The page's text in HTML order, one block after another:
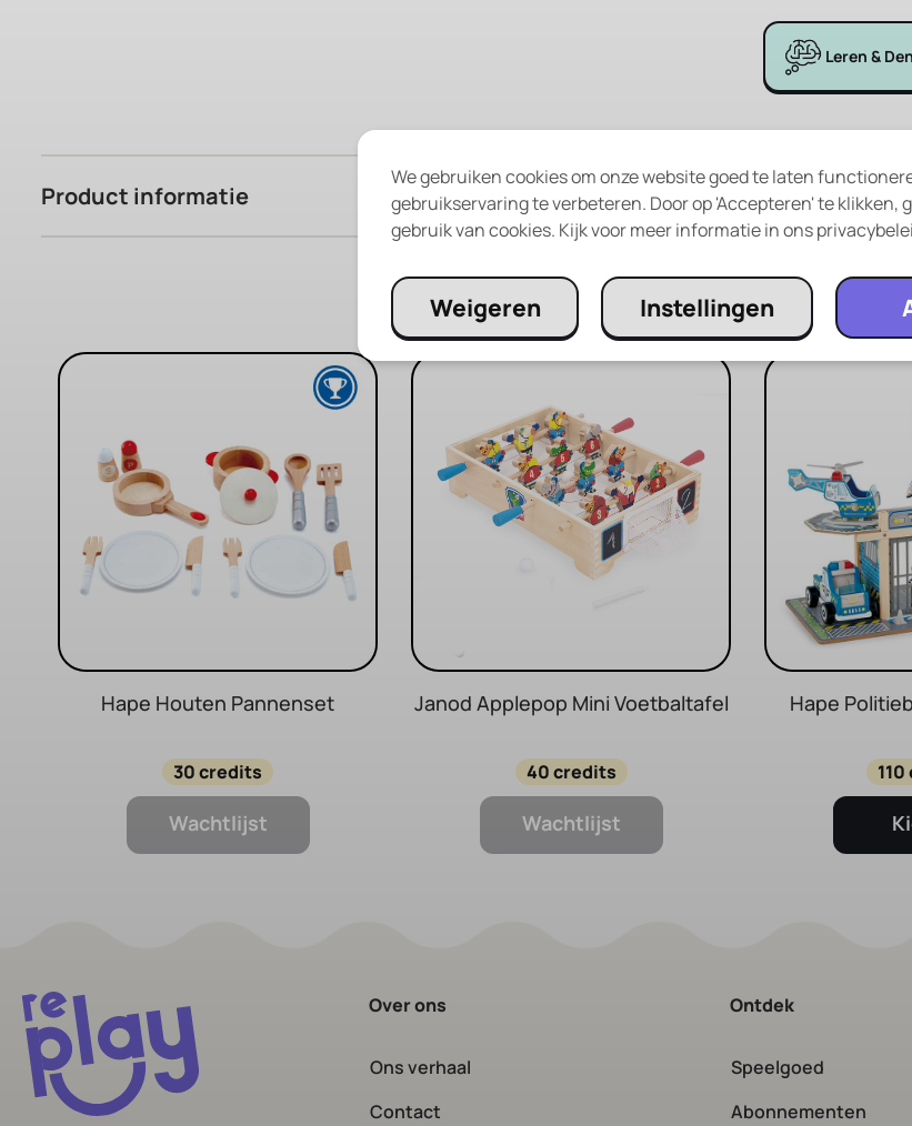
Leren &
Product informatie
Andere ouders kozen
Hape Houten Pannenset
30 credits
Wachtlijst
Janod Applepop Mini Voetbaltafel
40 credits
Wachtlijst
Hape
Over ons
Ons verhaal
Contact
Ontdek
Speelgoed
Abonnementen
We gebruiken cookies om onze website goed te laten
gebruikservaring te verbeteren. Door op 'Accepteren' te klikken,
gebruik van cookies. Kijk voor meer informatie in ons
Instellingen
Weigeren